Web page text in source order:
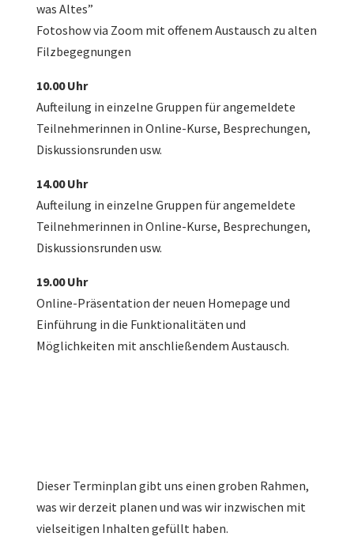
was Altes”
Fotoshow via Zoom mit offenem Austausch zu alten
Filzbegegnungen
10.00 Uhr
Aufteilung in einzelne Gruppen für angemeldete
Teilnehmerinnen in Online-Kurse, Besprechungen,
Diskussionsrunden usw.
14.00 Uhr
Aufteilung in einzelne Gruppen für angemeldete
Teilnehmerinnen in Online-Kurse, Besprechungen,
Diskussionsrunden usw.
19.00 Uhr
Online-Präsentation der neuen Homepage und
Einführung in die Funktionalitäten und
Möglichkeiten mit anschließendem Austausch.
Dieser Terminplan gibt uns einen groben Rahmen,
was wir derzeit planen und was wir inzwischen mit
vielseitigen Inhalten gefüllt haben.